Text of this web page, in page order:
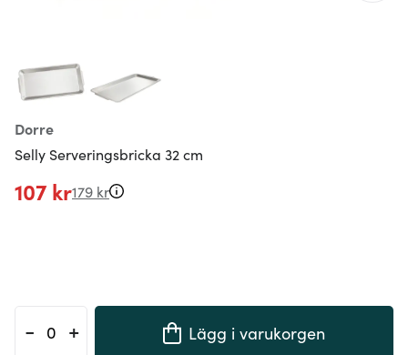
Dorre
Selly Serveringsbricka 32 cm
107 kr179 kr
- + Lägg i varukorgen